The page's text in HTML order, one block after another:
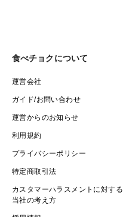
食べチョクについて
運営会社
ガイド/お問い合わせ
運営からのお知らせ
利用規約
プライバシーポリシー
特定商取引法
カスタマーハラスメントに対する
当社の考え方